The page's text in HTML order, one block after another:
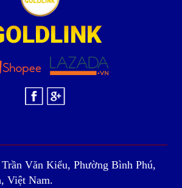
Văn Kiểu, Phường Bình Phú,
Việt Nam.